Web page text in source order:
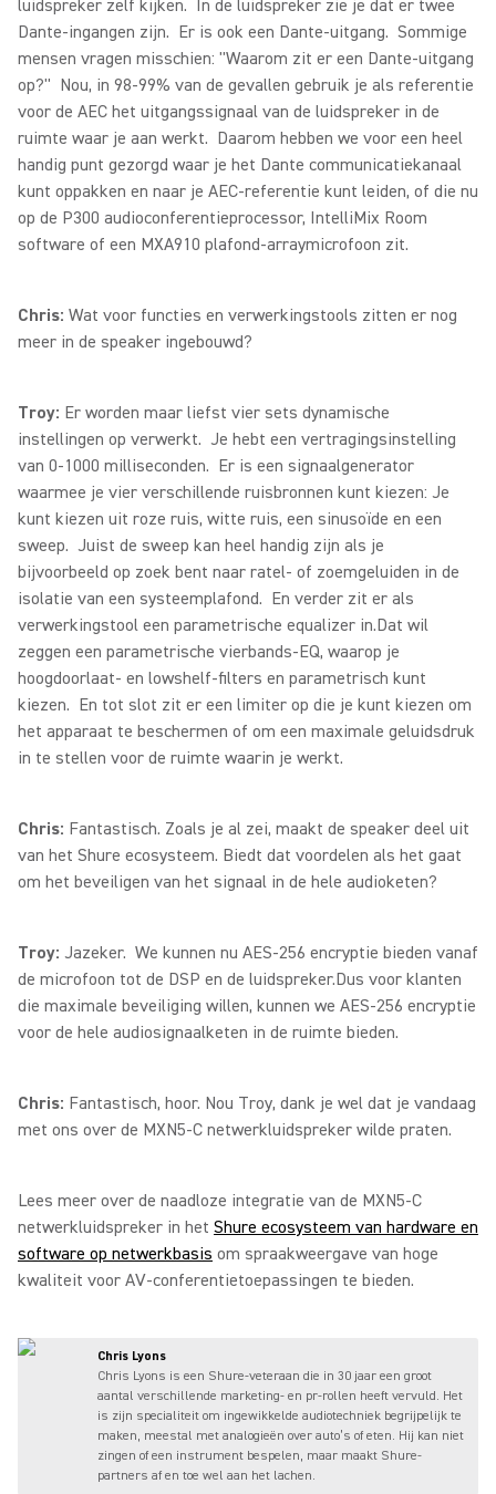
luidspreker zelf kijken. In de luidspreker zie je dat er twee
Dante-ingangen zijn. Er is ook een Dante-uitgang. Sommige
mensen vragen misschien: "Waarom zit er een Dante-uitgang
op?" Nou, in 98-99% van de gevallen gebruik je als referentie
voor de AEC het uitgangssignaal van de luidspreker in de
ruimte waar je aan werkt. Daarom hebben we voor een heel
handig punt gezorgd waar je het Dante communicatiekanaal
kunt oppakken en naar je AEC-referentie kunt leiden, of die nu
op de P300 audioconferentieprocessor, IntelliMix Room
software of een MXA910 plafond-arraymicrofoon zit.
Chris: Wat voor functies en verwerkingstools zitten er nog
meer in de speaker ingebouwd?
Troy: Er worden maar liefst vier sets dynamische
instellingen op verwerkt. Je hebt een vertragingsinstelling
van 0-1000 milliseconden. Er is een signaalgenerator
waarmee je vier verschillende ruisbronnen kunt kiezen: Je
kunt kiezen uit roze ruis, witte ruis, een sinusoïde en een
sweep. Juist de sweep kan heel handig zijn als je
bijvoorbeeld op zoek bent naar ratel- of zoemgeluiden in de
isolatie van een systeemplafond. En verder zit er als
verwerkingstool een parametrische equalizer in.Dat wil
zeggen een parametrische vierbands-EQ, waarop je
hoogdoorlaat- en lowshelf-filters en parametrisch kunt
kiezen. En tot slot zit er een limiter op die je kunt kiezen om
het apparaat te beschermen of om een maximale geluidsdruk
in te stellen voor de ruimte waarin je werkt.
Chris: Fantastisch. Zoals je al zei, maakt de speaker deel uit
van het Shure ecosysteem. Biedt dat voordelen als het gaat
om het beveiligen van het signaal in de hele audioketen?
Troy: Jazeker. We kunnen nu AES-256 encryptie bieden vanaf
de microfoon tot de DSP en de luidspreker.Dus voor klanten
die maximale beveiliging willen, kunnen we AES-256 encryptie
voor de hele audiosignaalketen in de ruimte bieden.
Chris: Fantastisch, hoor. Nou Troy, dank je wel dat je vandaag
met ons over de MXN5-C netwerkluidspreker wilde praten.
Lees meer over de naadloze integratie van de MXN5-C
netwerkluidspreker in het Shure ecosysteem van hardware en
software op netwerkbasis om spraakweergave van hoge
kwaliteit voor AV-conferentietoepassingen te bieden.
Chris Lyons
Chris Lyons is een Shure-veteraan die in 30 jaar een groot
aantal verschillende marketing- en pr-rollen heeft vervuld. Het
is zijn specialiteit om ingewikkelde audiotechniek begrijpelijk te
maken, meestal met analogieën over auto’s of eten. Hij kan niet
zingen of een instrument bespelen, maar maakt Shure-
partners af en toe wel aan het lachen.